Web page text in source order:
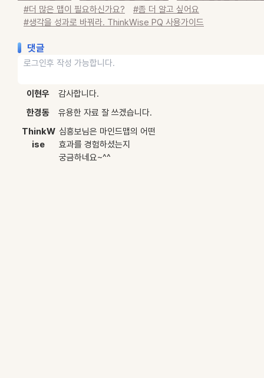
#더 많은 맵이 필요하신가요?
#좀 더 알고 싶어요
#생각을 성과로 바꿔라. ThinkWise PQ 사용가이드
댓글
이현우
감사합니다.
한경동
유용한 자료 잘 쓰겠습니다.
ThinkW
ise
심흥보님은 마인드맵의 어떤
효과를 경험하셨는지
궁금하네요~^^